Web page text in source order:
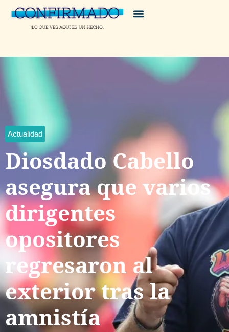
Actualidad
Diosdado Cabello
asegura que varios
dirigentes
opositores
regresaron al
exterior tras la
amnistía